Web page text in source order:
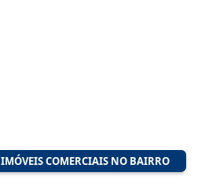
IMÓVEIS COMERCIAIS NO BAIRRO